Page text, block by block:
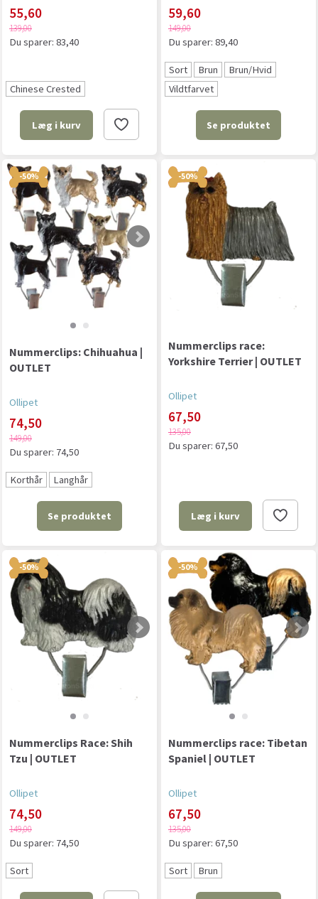
55,60
139,00
Du sparer: 83,40
Chinese Crested
Læg i kurv
59,60
149,00
Du sparer: 89,40
Sort Brun
Brun/Hvid
Vildtfarvet
Se produktet
-50%
Nummerclips: Chihuahua |
OUTLET
Ollipet
74,50
149,00
Du sparer: 74,50
Korthår Langhår
Se produktet
-50%
Nummerclips race:
Yorkshire Terrier | OUTLET
Ollipet
67,50
135,00
Du sparer: 67,50
Læg i kurv
-50%
Nummerclips Race: Shih
Tzu | OUTLET
Ollipet
74,50
149,00
Du sparer: 74,50
Sort
-50%
Nummerclips race: Tibetan
Spaniel | OUTLET
Ollipet
67,50
135,00
Du sparer: 67,50
Sort Brun